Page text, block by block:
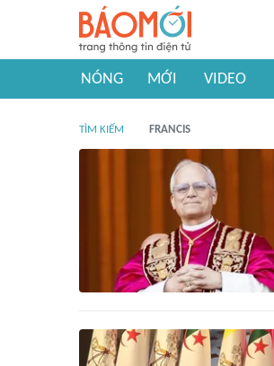
NÓNG MỚI VIDEO
TÌM KIẾM FRANCIS